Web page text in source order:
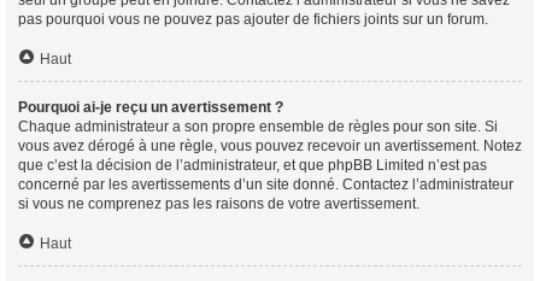
pas pourquoi vous ne pouvez pas ajouter de fichiers joints sur un forum.
Haut
Pourquoi ai-je reçu un avertissement ?
Chaque administrateur a son propre ensemble de règles pour son site. Si
vous avez dérogé à une règle, vous pouvez recevoir un avertissement. Notez
que c’est la décision de l’administrateur, et que phpBB Limited n’est pas
concerné par les avertissements d’un site donné. Contactez l’administrateur
si vous ne comprenez pas les raisons de votre avertissement.
Haut